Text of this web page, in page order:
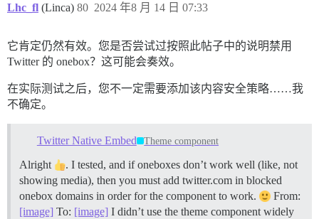
Lhc_fl (Linca) 2024 年8 月 14 日 07:33
80
它肯定仍然有效。您是否尝试过按照此帖子中的说明禁用
Twitter 的 onebox？这可能会奏效。
在实际测试之后，您不一定需要添加该内容安全策略……我
不确定。
Twitter Native Embed Theme component
Alright
. I tested, and if oneboxes don’t work well (like, not
showing media), then you must add twitter.com in blocked
onebox domains in order for the component to work.
From:
[image] To: [image] I didn’t use the theme component widely